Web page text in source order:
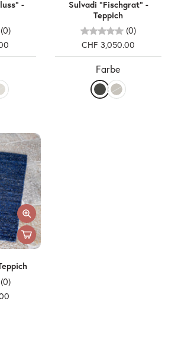
-
(0)
Sulvadi "Fischgrat" -
Teppich
(0)
CHF 3,050.00
Farbe
(0)